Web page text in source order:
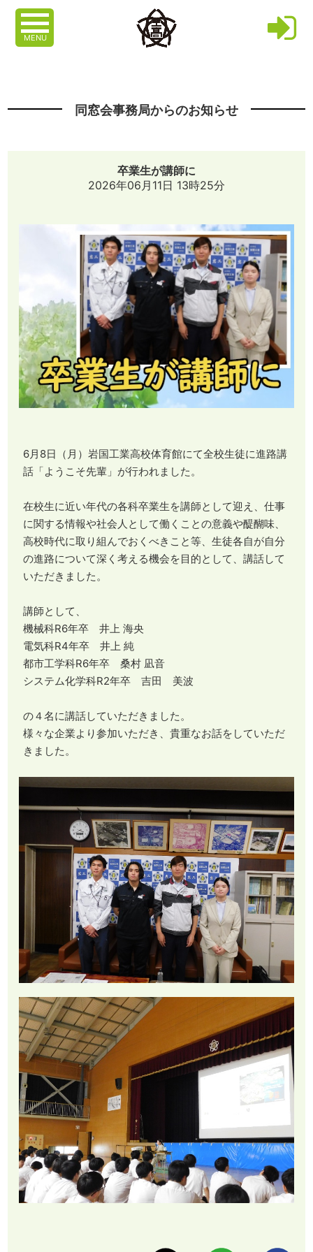
MENU
同窓会事務局からのお知らせ
卒業生が講師に
2026年06月11日 13時25分
6月8日（月）岩国工業高校体育館にて全校生徒に進路講
話「ようこそ先輩」が行われました。
在校生に近い年代の各科卒業生を講師として迎え、仕事
に関する情報や社会人として働くことの意義や醍醐味、
高校時代に取り組んでおくべきこと等、生徒各自が自分
の進路について深く考える機会を目的として、講話して
いただきました。
講師として、
機械科R6年卒 井上 海央
電気科R4年卒 井上 純
都市工学科R6年卒 桑村 凪音
システム化学科R2年卒 吉田 美波
の４名に講話していただきました。
様々な企業より参加いただき、貴重なお話をしていただ
きました。